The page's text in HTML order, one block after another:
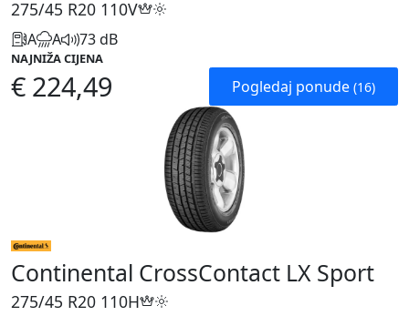
275/45 R20 110V
A A 73 dB
NAJNIŽA CIJENA
€ 224,49 Pogledaj ponude (16)
Continental CrossContact LX Sport
275/45 R20 110H